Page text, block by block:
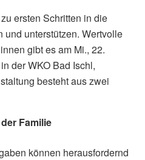
ersten Schritten in die
unterstützen. Wertvolle
gibt es am Mi., 22.
der WKO Bad Ischl,
besteht aus zwei
Familie
können herausfordernd